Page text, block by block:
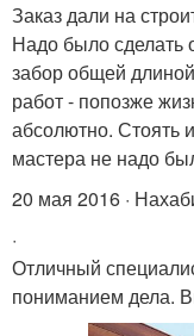
Заказ дали на
Надо было сделать
забор общей
работ - попозже
абсолютно. Стоять
мастера не надо
20 мая 2016 ·
·
Отличный
пониманием дела.